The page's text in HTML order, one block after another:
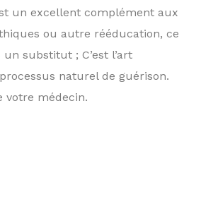
un excellent complément aux
ou autre rééducation, ce
un substitut ; C’est l’art
naturel de guérison.
votre médecin.